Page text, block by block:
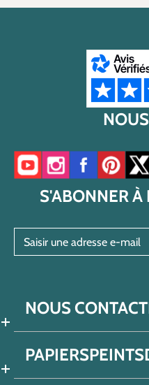
Accéder à notre chaîne
Accéder à notre
Accéder à
S'ABONNER À
NOUS